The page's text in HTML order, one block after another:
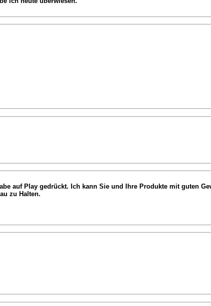
auf Play gedrückt. Ich kann Sie und Ihre Produkte mit guten
zu Halten.